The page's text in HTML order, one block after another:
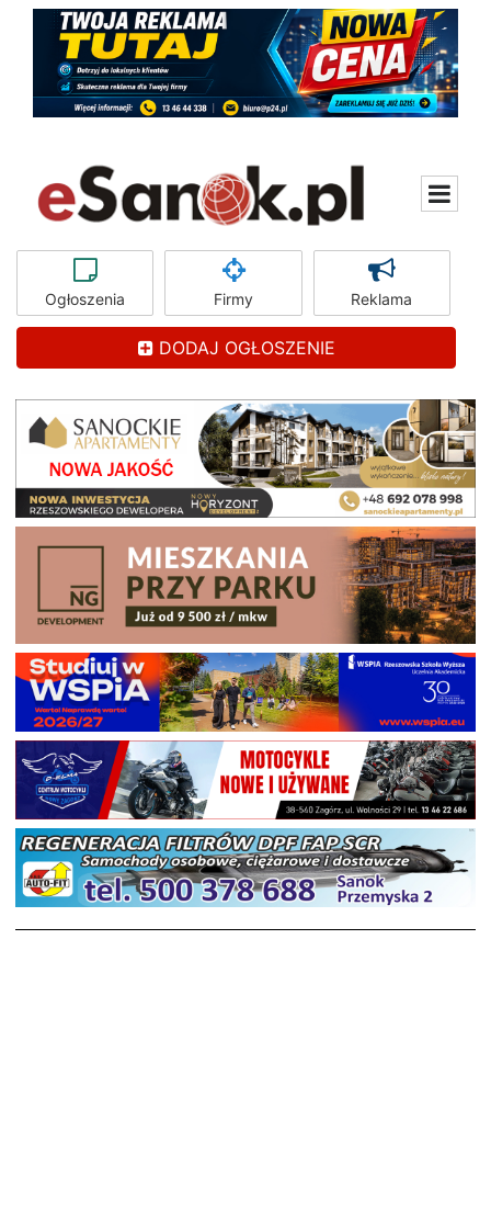
Ogłoszenia Firmy Reklama
DODAJ OGŁOSZENIE